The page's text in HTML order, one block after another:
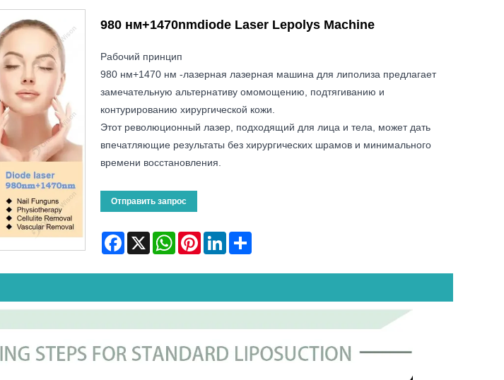
980 нм+1470nmdiode Laser Lepolys Machine
Рабочий принцип
980 нм+1470 нм -лазерная лазерная машина для липолиза предлагает
замечательную альтернативу омомощению, подтягиванию и
контурированию хирургической кожи.
Этот революционный лазер, подходящий для лица и тела, может дать
впечатляющие результаты без хирургических шрамов и минимального
времени восстановления.
Отправить запрос
Facebook
X WhatsAppPinterestLinkedInShare